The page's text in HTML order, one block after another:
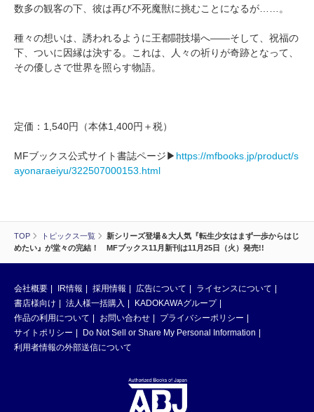
TOP トピックス一覧
新シリーズ登場＆大人気『転生少女はまず一歩からはじ
めたい』が堂々の完結！ MFブックス11月新刊は11月25日（火）発売!!
数多の観客の下、彼は再び不死魔獣に挑むことになるが……。
種々の想いは、誘われるように王都闘技場へ――そして、祝福の
下、ついに因縁は決する。これは、人々の祈りが奇跡となって、
その優しさで世界を照らす物語。
定価：1,540円（本体1,400円＋税）
MFブックス公式サイト書誌ページ▶ https://mfbooks.jp/product/s
ayonaraeiyu/322507000153.html
会社概要 IR情報 採用情報 広告について
ライセンスについて
書店様向け
法人様一括購入
KADOKAWAグループ
作品の利用について
お問い合わせ
プライバシーポリシー
サイトポリシー
Do Not Sell or Share My Personal Information
利用者情報の外部送信について